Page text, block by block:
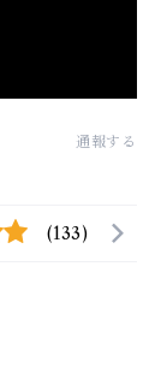
通報する
(133)